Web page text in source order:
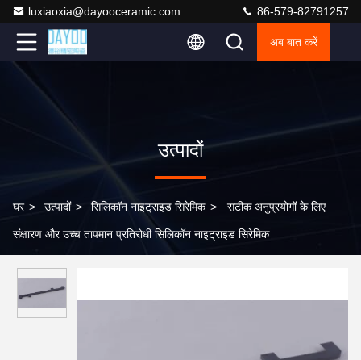
luxiaoxia@dayooceramic.com 86-579-82791257
अब बात करें
उत्पादों
घर > उत्पादों > सिलिकॉन नाइट्राइड सिरेमिक > सटीक अनुप्रयोगों के लिए
संक्षारण और उच्च तापमान प्रतिरोधी सिलिकॉन नाइट्राइड सिरेमिक